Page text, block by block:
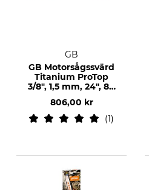
GB
GB Motorsågssvärd
Titanium ProTop
3/8", 1,5 mm, 24", 84
806,00 kr
1